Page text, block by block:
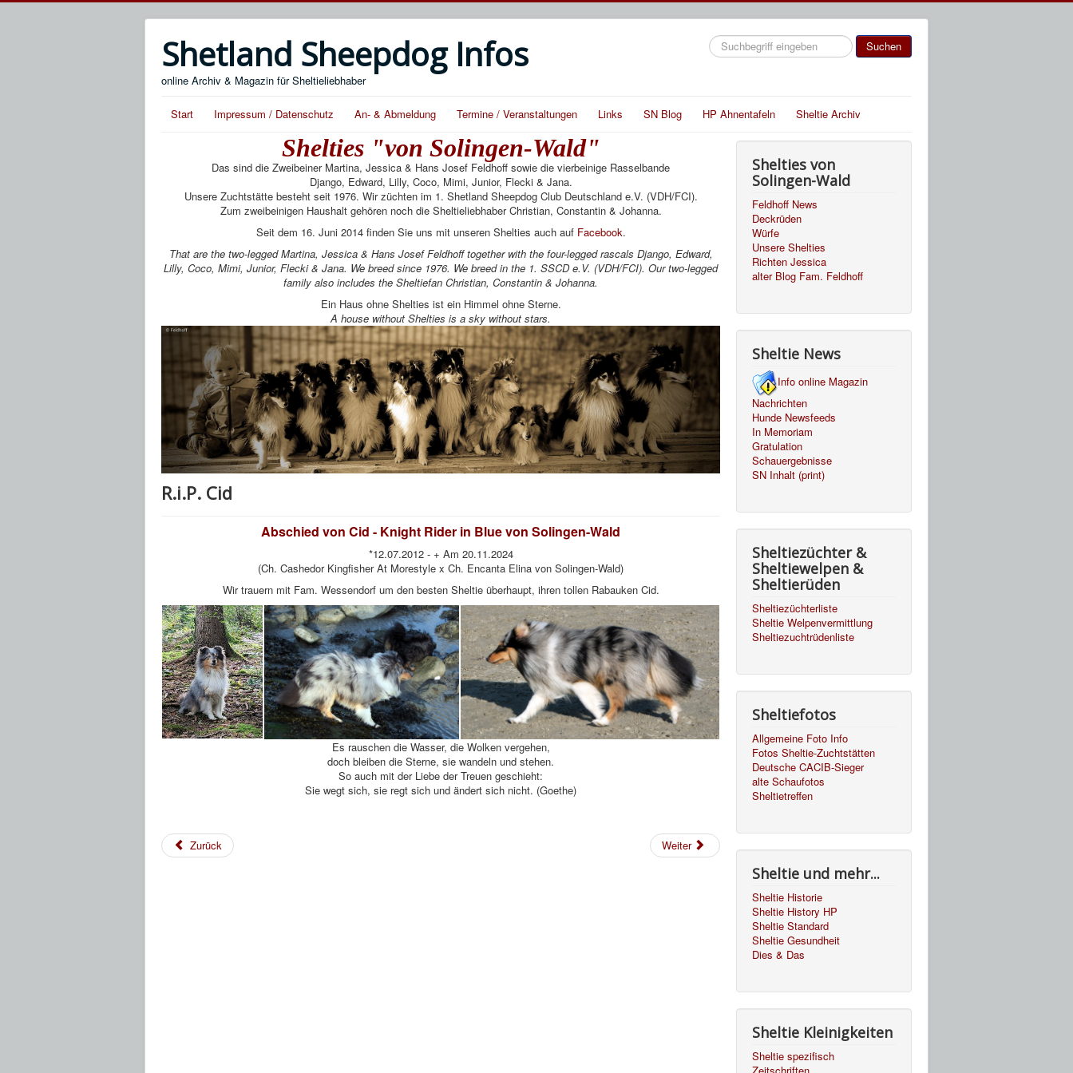
Shetland Sheepdog Infos
online Archiv & Magazin für Sheltieliebhaber
Suchen Suchen
Start Impressum / Datenschutz An- & Abmeldung Termine / Veranstaltungen Links SN Blog HP Ahnentafeln Sheltie Archiv
Shelties "von Solingen-Wald"
Das sind die Zweibeiner Martina, Jessica & Hans Josef Feldhoff sowie die vierbeinige Rasselbande
Django, Edward, Lilly, Coco, Mimi, Junior, Flecki & Jana.
Unsere Zuchtstätte besteht seit 1976. Wir züchten im 1. Shetland Sheepdog Club Deutschland e.V. (VDH/FCI).
Zum zweibeinigen Haushalt gehören noch die Sheltieliebhaber Christian, Constantin & Johanna.
Seit dem 16. Juni 2014 finden Sie uns mit unseren Shelties auch auf Facebook.
That are the two-legged Martina, Jessica & Hans Josef Feldhoff together with the four-legged rascals Django, Edward,
Lilly, Coco, Mimi, Junior, Flecki & Jana. We breed since 1976. We breed in the 1. SSCD e.V. (VDH/FCI). Our two-legged
family also includes the Sheltiefan Christian, Constantin & Johanna.
Ein Haus ohne Shelties ist ein Himmel ohne Sterne.
A house without Shelties is a sky without stars.
R.i.P. Cid
Abschied von Cid - Knight Rider in Blue von Solingen-Wald
*12.07.2012 - + Am 20.11.2024
(Ch. Cashedor Kingfisher At Morestyle x Ch. Encanta Elina von Solingen-Wald)
Wir trauern mit Fam. Wessendorf um den besten Sheltie überhaupt, ihren tollen Rabauken Cid.
Es rauschen die Wasser, die Wolken vergehen,
doch bleiben die Sterne, sie wandeln und stehen.
So auch mit der Liebe der Treuen geschieht:
Sie wegt sich, sie regt sich und ändert sich nicht. (Goethe)
Zurück Weiter
Shelties von
Solingen-Wald
Feldhoff News
Deckrüden
Würfe
Unsere Shelties
Richten Jessica
alter Blog Fam. Feldhoff
Sheltie News
Info online Magazin
Nachrichten
Hunde Newsfeeds
In Memoriam
Gratulation
Schauergebnisse
SN Inhalt (print)
Sheltiezüchter &
Sheltiewelpen &
Sheltierüden
Sheltiezüchterliste
Sheltie Welpenvermittlung
Sheltiezuchtrüdenliste
Sheltiefotos
Allgemeine Foto Info
Fotos Sheltie-Zuchtstätten
Deutsche CACIB-Sieger
alte Schaufotos
Sheltietreffen
Sheltie und mehr...
Sheltie Historie
Sheltie History HP
Sheltie Standard
Sheltie Gesundheit
Dies & Das
Sheltie Kleinigkeiten
Sheltie spezifisch